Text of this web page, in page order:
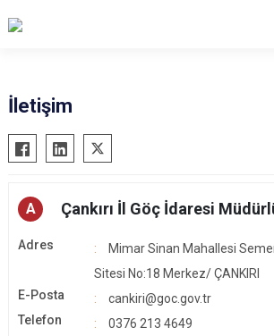
İletişim
A Çankırı İl Göç İdaresi
Adres
Mimar Sinan Mahallesi
Sitesi No:18 Merkez/ ÇANKIRI
E-Posta
cankiri@goc.gov.tr
Telefon
0376 213 4649